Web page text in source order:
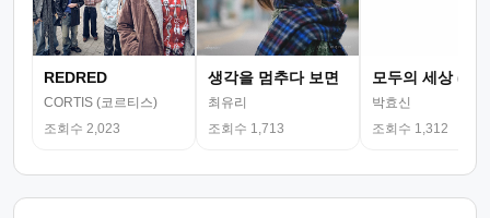
REDRED
CORTIS (코르티스)
조회수 2,023
생각을 멈추다 보면
최유리
조회수 1,713
모두의 세상 (뮤
박효신
조회수 1,312